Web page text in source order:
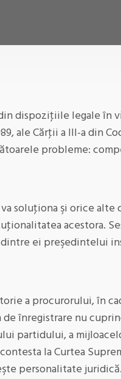
dispoziţiile legale în
ale Cărţii a III-a din
probleme:
soluţiona şi orice alte
acestora.
ei preşedintelui
a procurorului, în
de înregistrare nu
partidului, a
la Curtea
personalitate juridică.